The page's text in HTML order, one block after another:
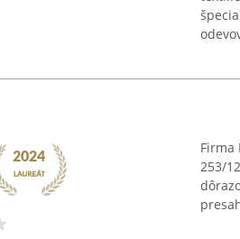
Firma
253/